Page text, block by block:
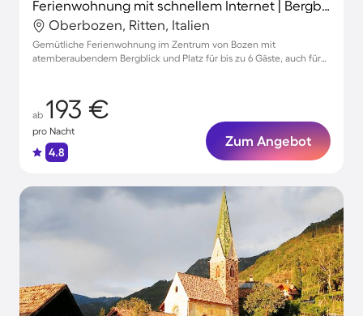
Ferienwohnung mit schnellem Internet | Bergblick
Oberbozen, Ritten, Italien
Gemütliche Ferienwohnung im Zentrum von Bozen mit
atemberaubendem Bergblick und Platz für bis zu 6 Gäste, auch für
ab 193 €
pro Nacht
4.8
Zum Angebot